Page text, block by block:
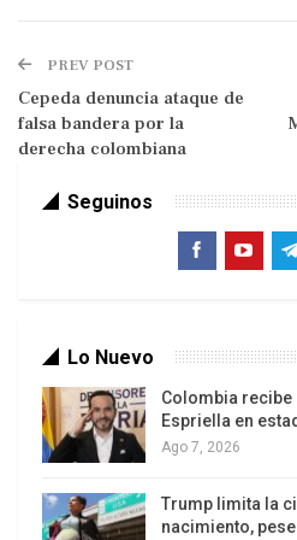
región a una presión
Tras la captura del
Maduro, el 3 de enero en
vuelto a quedar en el
geopolítica de Estados
poder ha forzado una
PREV POST
Cepeda denuncia ataque de
falsa bandera por la
derecha colombiana
Seguinos
Lo Nuevo
Colombia recibe
Espriella en
Ago 7, 2026
Trump limita la
nacimiento,